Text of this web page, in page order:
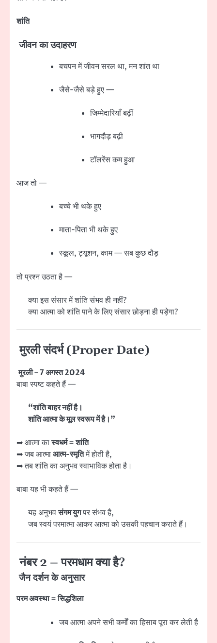
शांति
जीवन का उदाहरण
बचपन में जीवन सरल था, मन शांत था
जैसे-जैसे बड़े हुए —
जिम्मेदारियाँ बढ़ीं
भागदौड़ बढ़ी
टॉलरेंस कम हुआ
आज तो —
बच्चे भी थके हुए
माता-पिता भी थके हुए
स्कूल, ट्यूशन, काम — सब कुछ दौड़
तो प्रश्न उठता है —
क्या इस संसार में शांति संभव ही नहीं?
क्या आत्मा को शांति पाने के लिए संसार छोड़ना ही पड़ेगा?
मुरली संदर्भ (Proper Date)
मुरली – 7 अगस्त 2024
बाबा स्पष्ट कहते हैं —
“शांति बाहर नहीं है।
शांति आत्मा के मूल स्वरूप में है।”
➡ आत्मा कास्वधर्म = शांति
➡ जब आत्माआत्म-स्मृतिमें होती है,
➡ तब शांति का अनुभव स्वाभाविक होता है।
बाबा यह भी कहते हैं —
यह अनुभवसंगम युगपर संभव है,
जब स्वयं परमात्मा आकर आत्मा को उसकी पहचान कराते हैं।
नंबर 2 – परमधाम क्या है?
जैन दर्शन के अनुसार
परम अवस्था = सिद्धशिला
जब आत्मा अपने सभी कर्मों का हिसाब पूरा कर लेती है